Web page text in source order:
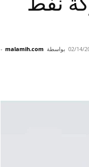
بواسطة malamih.com
- 02/14/